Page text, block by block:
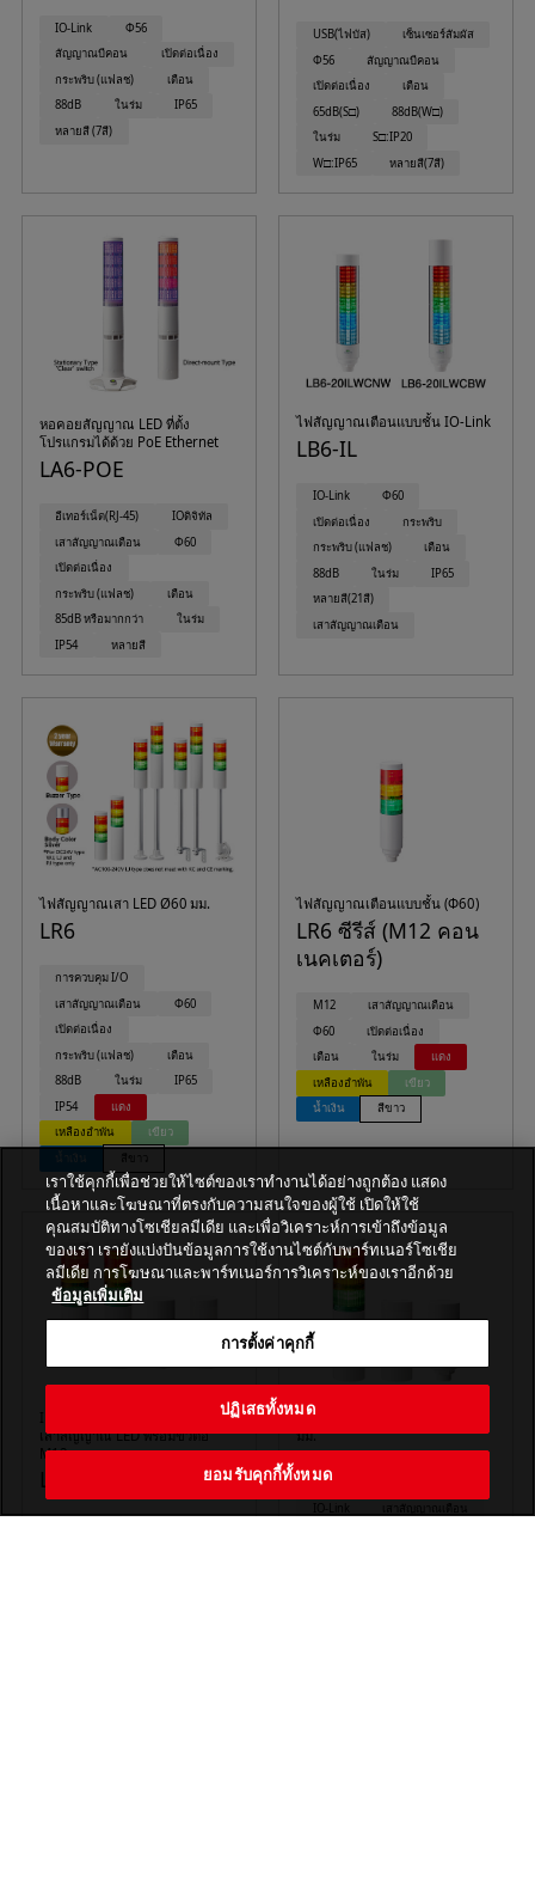
IO-Link
Φ56
สัญญาณบีคอน
เปิดต่อเนื่อง
กระพริบ (แฟลช)
เตือน
88dB
ในร่ม
IP65
หลายสี (7สี)
USB(ไฟบัส)
เซ็นเซอร์สัมผัส
Φ56
สัญญาณบีคอน
เปิดต่อเนื่อง
เตือน
65dB(S□)
88dB(W□)
ในร่ม
S□:IP20
W□:IP65
หลายสี(7สี)
หอคอยสัญญาณ LED ที่ตั้ง
โปรแกรมได้ด้วย PoE Ethernet
LA6-POE
อีเทอร์เน็ต(RJ-45)
IOดิจิทัล
เสาสัญญาณเตือน
Φ60
เปิดต่อเนื่อง
กระพริบ (แฟลช)
เตือน
85dB หรือมากกว่า
ในร่ม
IP54
หลายสี
ไฟสัญญาณเตือนแบบชั้น IO-Link
LB6-IL
IO-Link
Φ60
เปิดต่อเนื่อง
กระพริบ
กระพริบ (แฟลช)
เตือน
88dB
ในร่ม
IP65
หลายสี(21สี)
เสาสัญญาณเตือน
ไฟสัญญาณเสา LED Ø60 มม.
LR6
การควบคุม I/O
เสาสัญญาณเตือน
Φ60
เปิดต่อเนื่อง
กระพริบ (แฟลช)
เตือน
88dB
ในร่ม
IP65
IP54
แดง
เหลืองอำพัน
เขียว
สีขาว
ไฟสัญญาณเตือนแบบชั้น (Φ60)
LR6 ซีรีส์ (M12 คอน
เนคเตอร์)
M12
เสาสัญญาณเตือน
Φ60
เปิดต่อเนื่อง
เตือน
ในร่ม
แดง
เหลืองอำพัน
เขียว
น้ำเงิน
สีขาว
IP67 / IP69K จัดอันดับΦ60มม.
เสาสัญญาณ LED พร้อมขั้วต่อ
M12
LR6+FB295
หอสัญญาณ LED IO-Link Φ60
มม.
เราใช้คุกกี้เพื่อช่วยให้ไซต์ของเราทำงานได้อย่างถูกต้อง แสดง
เนื้อหาและโฆษณาที่ตรงกับความสนใจของผู้ใช้ เปิดให้ใช้
คุณสมบัติทางโซเชียลมีเดีย และเพื่อวิเคราะห์การเข้าถึงข้อมูล
ของเรา เรายังแบ่งปันข้อมูลการใช้งานไซต์กับพาร์ทเนอร์โซเชีย
ลมีเดีย การโฆษณาและพาร์ทเนอร์การวิเคราะห์ของเราอีกด้วย
ข้อมูลเพิ่มเติม
การตั้งค่าคุกกี้
ปฏิเสธทั้งหมด
ยอมรับคุกกี้ทั้งหมด